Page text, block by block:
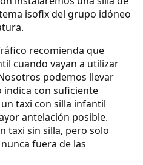
isofix del grupo idóneo
recomienda que
cuando vayan a utilizar
podemos llevar
indica con suficiente
taxi con silla infantil
antelación posible.
taxi sin silla, pero solo
fuera de las